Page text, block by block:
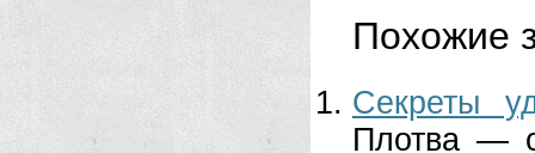
Похожие
Секреты
Плотва —